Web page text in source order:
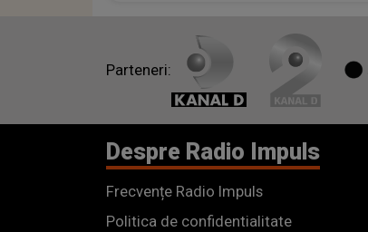
Parteneri:
Despre Radio Impuls
Frecvențe Radio Impuls
Politica de confidentialitate